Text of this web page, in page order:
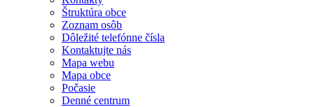
Štruktúra obce
Zoznam osôb
Dôležité telefónne čísla
Kontaktujte nás
Mapa webu
Mapa obce
Počasie
Denné centrum